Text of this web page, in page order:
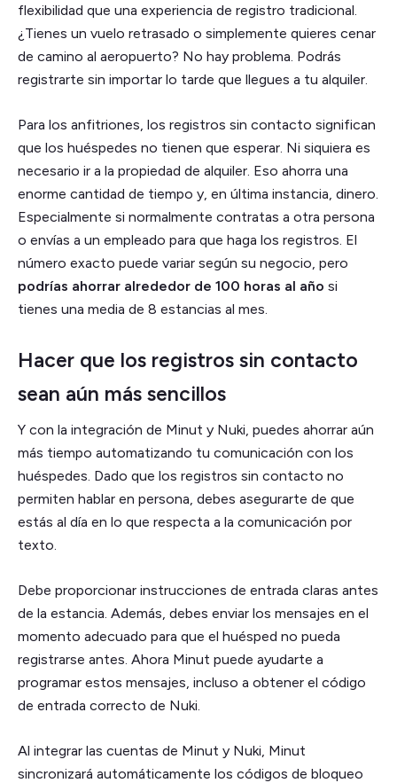
flexibilidad que una experiencia de registro tradicional.
¿Tienes un vuelo retrasado o simplemente quieres cenar
de camino al aeropuerto? No hay problema. Podrás
registrarte sin importar lo tarde que llegues a tu alquiler.
Para los anfitriones, los registros sin contacto significan
que los huéspedes no tienen que esperar. Ni siquiera es
necesario ir a la propiedad de alquiler. Eso ahorra una
enorme cantidad de tiempo y, en última instancia, dinero.
Especialmente si normalmente contratas a otra persona
o envías a un empleado para que haga los registros. El
número exacto puede variar según su negocio, pero
podrías ahorrar alrededor de 100 horas al año si
tienes una media de 8 estancias al mes.
Hacer que los registros sin contacto
sean aún más sencillos
Y con la integración de Minut y Nuki, puedes ahorrar aún
más tiempo automatizando tu comunicación con los
huéspedes. Dado que los registros sin contacto no
permiten hablar en persona, debes asegurarte de que
estás al día en lo que respecta a la comunicación por
texto.
Debe proporcionar instrucciones de entrada claras antes
de la estancia. Además, debes enviar los mensajes en el
momento adecuado para que el huésped no pueda
registrarse antes. Ahora Minut puede ayudarte a
programar estos mensajes, incluso a obtener el código
de entrada correcto de Nuki.
Al integrar las cuentas de Minut y Nuki, Minut
sincronizará automáticamente los códigos de bloqueo